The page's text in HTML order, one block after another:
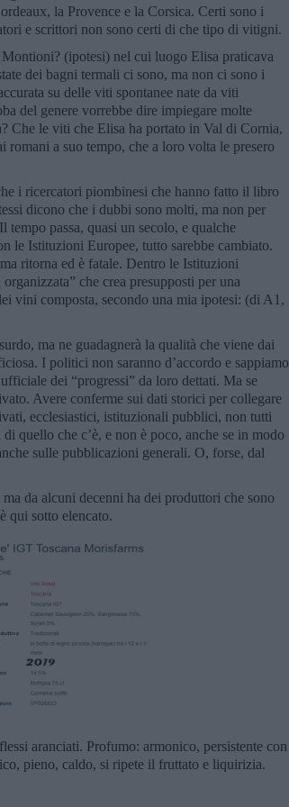
la Provence e la Corsica. Certi sono i
e scrittori non sono certi di che tipo di vitigni.
(ipotesi) nel cui luogo Elisa praticava
dei bagni termali ci sono, ma non ci sono i
su delle viti spontanee nate da viti
del genere vorrebbe dire impiegare molte
Che le viti che Elisa ha portato in Val di Cornia,
romani a suo tempo, che a loro volta le presero
i ricercatori piombinesi che hanno fatto il libro
dicono che i dubbi sono molti, ma non per
passa, quasi un secolo, e qualche
le Istituzioni Europee, tutto sarebbe cambiato.
ritorna ed è fatale. Dentro le Istituzioni
che crea presupposti per una
vini composta, secondo una mia ipotesi: (di A1,
ma ne guadagnerà la qualità che viene dai
I politici non saranno d’accordo e sappiamo
dei “progressi” da loro dettati. Ma se
Avere conferme sui dati storici per collegare
ecclesiastici, istituzionali pubblici, non tutti
quello che c’è, e non è poco, anche se in modo
sulle pubblicazioni generali. O, forse, dal
da alcuni decenni ha dei produttori che sono
qui sotto elencato.
aranciati. Profumo: armonico, persistente con
pieno, caldo, si ripete il fruttato e liquirizia.